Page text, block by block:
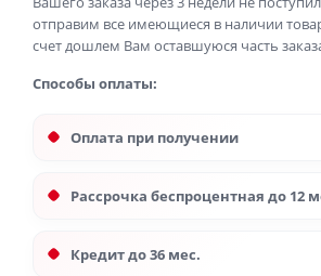
отправим все имеющиеся в наличии
счет дошлем Вам оставшуюся часть
Способы оплаты:
Оплата при получении
Рассрочка беспроцентная до 12
Кредит до 36 мес.